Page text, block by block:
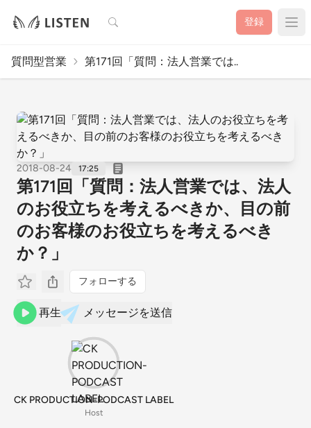
検索 登録
質問型営業 第171回「質問：法人営業では..
2018-08-24 17:25
第171回「質問：法人営業では、法人
のお役立ちを考えるべきか、目の前
のお客様のお役立ちを考えるべき
か？」
フォローする
再生 メッセージを送信
CK PRODUCTION-PODCAST LABEL
Host